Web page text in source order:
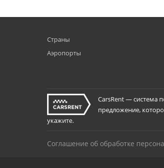
Страны
Аэропорты
CarsRent — система
предложение,
укажите.
Соглашение об обработке